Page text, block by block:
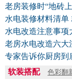
老房装修时“地砖
水电装修材料清单
水电改造注意事项
老房水电改造六大
专家告诉你厨房到
软装搭配
色彩翻